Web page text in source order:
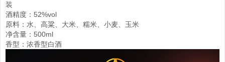
装
酒精度：52%vol
原料：水、高粱、大米、糯米、小麦、玉米
净含量：500ml
香型：浓香型白酒